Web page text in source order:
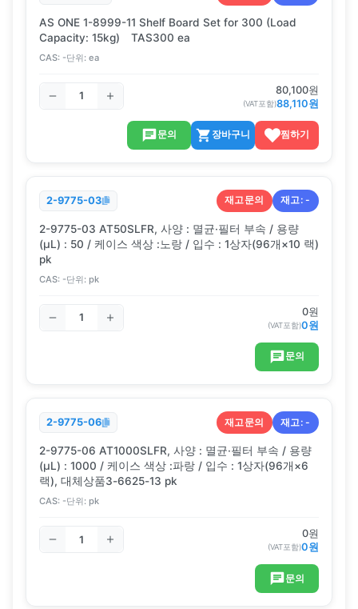
AS ONE 1-8999-11 Shelf Board Set for 300 (Load
Capacity: 15kg) TAS300 ea
CAS: -단위: ea
80,100원
(VAT포함)88,110원
문의 장바구니 찜하기
2-9775-03 재고문의 재고:-
2-9775-03 AT50SLFR, 사양 : 멸균·필터 부속 / 용량
(μL) : 50 / 케이스 색상 :노랑 / 입수 : 1상자(96개×10 랙)
pk
CAS: -단위: pk
0원
(VAT포함)0원
문의
2-9775-06 재고문의 재고:-
2-9775-06 AT1000SLFR, 사양 : 멸균·필터 부속 / 용량
(μL) : 1000 / 케이스 색상 :파랑 / 입수 : 1상자(96개×6
랙), 대체상품3-6625-13 pk
CAS: -단위: pk
0원
(VAT포함)0원
문의